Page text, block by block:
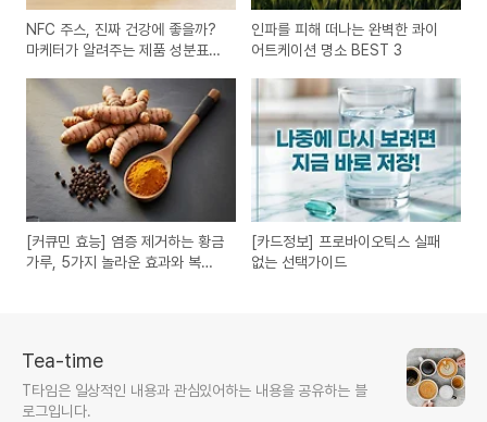
NFC 주스, 진짜 건강에 좋을까?
마케터가 알려주는 제품 성분표
인파를 피해 떠나는 완벽한 콰이
어트케이션 명소 BEST 3
[커큐민 효능] 염증 제거하는 황금
가루, 5가지 놀라운 효과와 복용
[카드정보] 프로바이오틱스 실패
없는 선택가이드
Tea-time
T타임은 일상적인 내용과 관심있어하는 내용을 공유하는 블
로그입니다.